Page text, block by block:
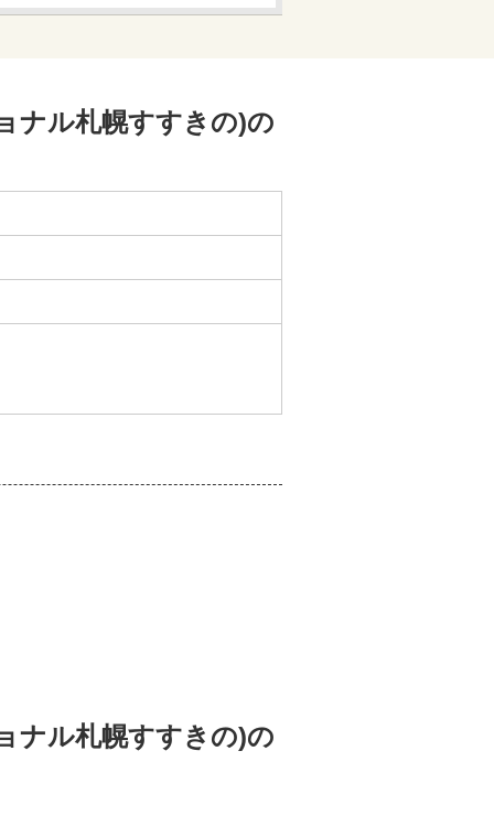
ナル札幌すすきの)の
ナル札幌すすきの)の